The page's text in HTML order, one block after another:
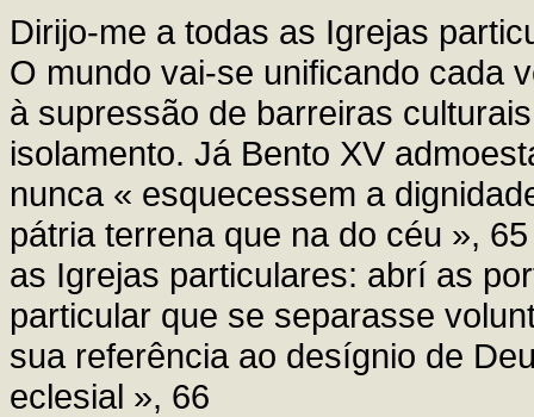
Dirijo-me a todas as Igrejas
O mundo vai-se unificando cada
à supressão de barreiras
isolamento. Já Bento XV
nunca « esquecessem a
pátria terrena que na do céu »,
as Igrejas particulares: abrí as
particular que se separasse
sua referência ao desígnio de
eclesial », 66